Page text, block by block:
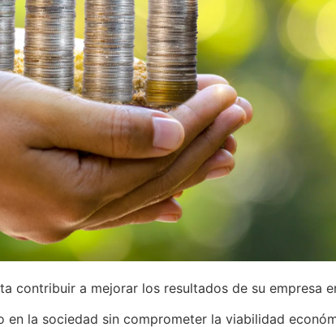
contribuir a mejorar los resultados de su empresa
la sociedad sin comprometer la viabilidad